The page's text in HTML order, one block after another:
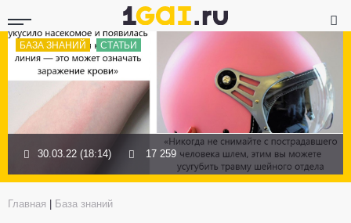
БАЗА ЗНАНИЙ СТАТЬИ
30.03.22 (18:14) 17 259
Главная База знаний